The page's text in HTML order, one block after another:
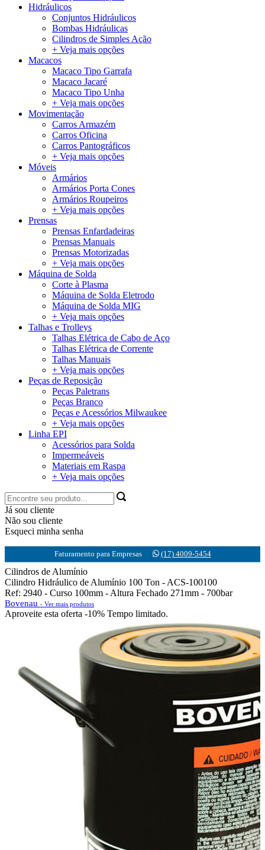
Hidráulicos
Conjuntos Hidráulicos
Bombas Hidráulicas
Cilindros de Simples Ação
+ Veja mais opções
Macacos
Macaco Tipo Garrafa
Macaco Jacaré
Macaco Tipo Unha
+ Veja mais opções
Movimentação
Carros Armazém
Carros Oficina
Carros Pantográficos
+ Veja mais opções
Móveis
Armários
Armários Porta Cones
Armários Roupeiros
+ Veja mais opções
Prensas
Prensas Enfardadeiras
Prensas Manuais
Prensas Motorizadas
+ Veja mais opções
Máquina de Solda
Corte à Plasma
Máquina de Solda Eletrodo
Máquina de Solda MIG
+ Veja mais opções
Talhas e Trolleys
Talhas Elétrica de Cabo de Aço
Talhas Elétrica de Corrente
Talhas Manuais
+ Veja mais opções
Peças de Reposição
Peças Paletrans
Peças Branco
Peças e Acessórios Milwaukee
+ Veja mais opções
Linha EPI
Acessórios para Solda
Impermeáveis
Materiais em Raspa
+ Veja mais opções
Já sou cliente
Não sou cliente
Esqueci minha senha
Faturamento para Empresas (17) 4009-5454
Cilindros de Alumínio
Cilindro Hidráulico de Alumínio 100 Ton - ACS-100100
Ref: 2940 - Curso 100mm - Altura Fechado 271mm - 700bar
Bovenau - Ver mais produtos
Aproveite esta oferta -10% Tempo limitado.